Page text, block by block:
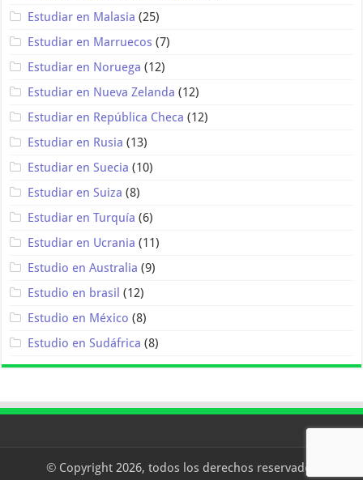
Estudiar en Malasia (25)
Estudiar en Marruecos (7)
Estudiar en Noruega (12)
Estudiar en Nueva Zelanda (12)
Estudiar en República Checa (12)
Estudiar en Rusia (13)
Estudiar en Suecia (10)
Estudiar en Suiza (8)
Estudiar en Turquía (6)
Estudiar en Ucrania (11)
Estudio en Australia (9)
Estudio en brasil (12)
Estudio en México (8)
Estudio en Sudáfrica (8)
© Copyright 2026, todos los derechos reservados